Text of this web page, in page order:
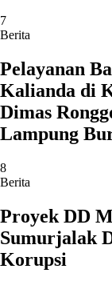
7
Berita
Pelayanan
Kalianda di
Dimas
Lampung
8
Berita
Proyek DD
Sumurjalak
Korupsi